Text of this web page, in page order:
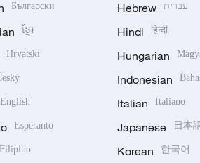
Български
ខ្មែរ
Hrvatski
English
Esperanto
Filipino
Hebrew עברית
Hindi हिन्दी
Hungarian
Indonesian
Italian Italiano
Japanese 日本
Korean 한국어